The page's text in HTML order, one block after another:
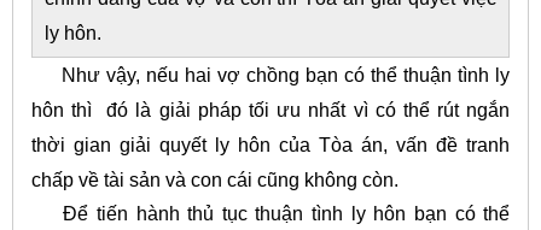
ly hôn.
Như vậy, nếu hai vợ chồng bạn có thể thuận tình ly
hôn thì đó là giải pháp tối ưu nhất vì có thể rút ngắn
thời gian giải quyết ly hôn của Tòa án, vấn đề tranh
chấp về tài sản và con cái cũng không còn.
Để tiến hành thủ tục thuận tình ly hôn bạn có thể